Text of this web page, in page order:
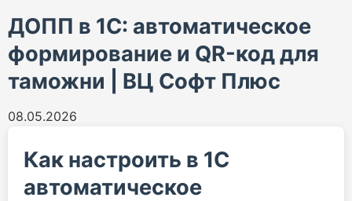
ДОПП в 1С: автоматическое
формирование и QR-код для
таможни | ВЦ Софт Плюс
08.05.2026
Как настроить в 1С
автоматическое